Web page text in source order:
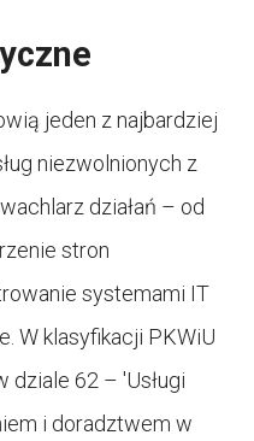
jeden z najbardziej
niezwolnionych z
działań – od
stron
systemami IT
W klasyfikacji PKWiU
dziale 62 – 'Usługi
i doradztwem w